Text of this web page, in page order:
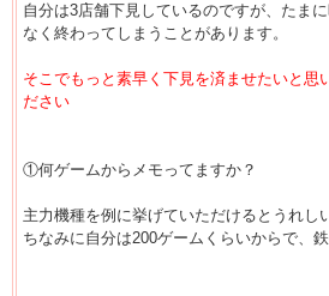
自分は3店舗下見しているのですが、たま
なく終わってしまうことがあります。
そこでもっと素早く下見を済ませたいと思
ださい
①何ゲームからメモってますか？
主力機種を例に挙げていただけるとうれし
ちなみに自分は200ゲームくらいからで、